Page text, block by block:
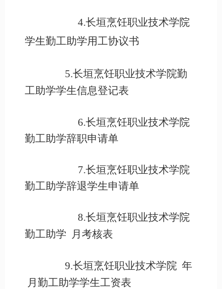
4.长垣烹饪职业技术学院
学生勤工助学用工协议书
5.长垣烹饪职业技术学院勤
工助学学生信息登记表
6.长垣烹饪职业技术学院
勤工助学辞职申请单
7.长垣烹饪职业技术学院
勤工助学辞退学生申请单
8.长垣烹饪职业技术学院
勤工助学 月考核表
9.长垣烹饪职业技术学院 年
月勤工助学学生工资表